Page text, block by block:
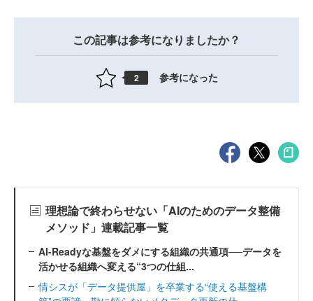
この記事は参考になりましたか？
2 参考になった
理想論で終わらせない「AIのためのデータ整備
メソッド」連載記事一覧
AI-Readyな基盤をダメにする組織の共通項──データを
活かせる組織へ変える“3つの仕組...
情シスが「データ提供屋」を卒業する“使える基盤構